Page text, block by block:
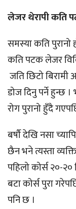
लेजर थेरापी कति
समस्या कति पुरानो
कति पटक लेजर
जति छिटो
डोज दिनु पर्ने हुन्छ
रोग पुरानो हुँदै
बर्षौ देखि नसा
छैन भने त्यस्ता
पहिलो कोर्स २०-
बटा कोर्स पुरा
पनि छ ।